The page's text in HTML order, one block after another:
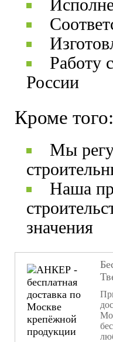
Работу
России
Кроме того:
Мы
Наша
значения